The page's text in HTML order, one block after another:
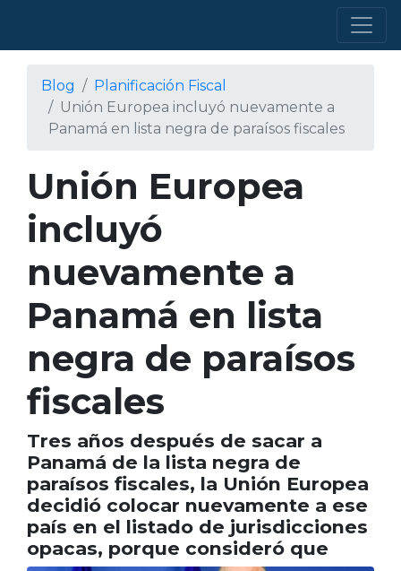
Blog
Planificación Fiscal
Unión Europea incluyó nuevamente a
Panamá en lista negra de paraísos fiscales
Unión Europea
incluyó
nuevamente a
Panamá en lista
negra de paraísos
fiscales
Tres años después de sacar a
Panamá de la lista negra de
paraísos fiscales, la Unión Europea
decidió colocar nuevamente a ese
país en el listado de jurisdicciones
opacas, porque consideró que